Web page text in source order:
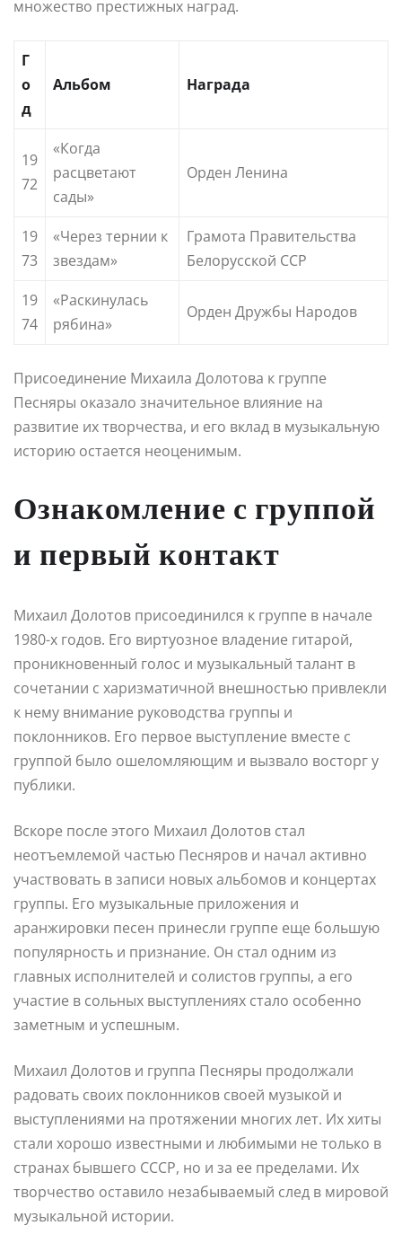
множество престижных наград.
Г
о
д
Альбом Награда
19
72
«Когда
расцветают
сады»
Орден Ленина
19
73
«Через тернии к
звездам»
Грамота Правительства
Белорусской ССР
19
74
«Раскинулась
рябина»
Орден Дружбы Народов
Присоединение Михаила Долотова к группе
Песняры оказало значительное влияние на
развитие их творчества, и его вклад в музыкальную
историю остается неоценимым.
Ознакомление с группой
и первый контакт
Михаил Долотов присоединился к группе в начале
1980-х годов. Его виртуозное владение гитарой,
проникновенный голос и музыкальный талант в
сочетании с харизматичной внешностью привлекли
к нему внимание руководства группы и
поклонников. Его первое выступление вместе с
группой было ошеломляющим и вызвало восторг у
публики.
Вскоре после этого Михаил Долотов стал
неотъемлемой частью Песняров и начал активно
участвовать в записи новых альбомов и концертах
группы. Его музыкальные приложения и
аранжировки песен принесли группе еще большую
популярность и признание. Он стал одним из
главных исполнителей и солистов группы, а его
участие в сольных выступлениях стало особенно
заметным и успешным.
Михаил Долотов и группа Песняры продолжали
радовать своих поклонников своей музыкой и
выступлениями на протяжении многих лет. Их хиты
стали хорошо известными и любимыми не только в
странах бывшего СССР, но и за ее пределами. Их
творчество оставило незабываемый след в мировой
музыкальной истории.